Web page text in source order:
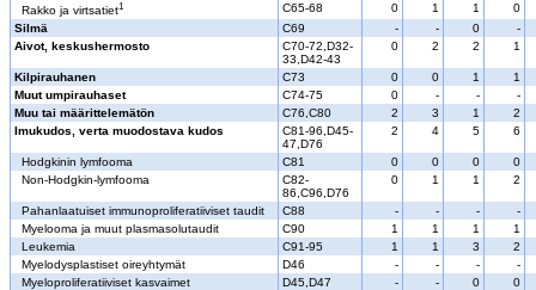
Rakko ja virtsatiet1 C65-68 0 1 1
0
Silmä
C69 - - 0
-
Aivot, keskushermosto
C70-72,D32-
33,D42-43
0 2 2 1
Kilpirauhanen C73 0 0 1
1
Muut umpirauhaset
C74-75 0 - -
-
Muu tai määrittelemätön
C76,C80 2 3 1
2
Imukudos, verta muodostava kudos
C81-96,D45-
47,D76
2 4 5 6
Hodgkinin lymfooma C81 0 0 0
0
Non-Hodgkin-lymfooma
C82-
86,C96,D76
0 1 1 2
Pahanlaatuiset immunoproliferatiiviset taudit C88 - - -
-
Myelooma ja muut plasmasolutaudit
C90 1 1 1
1
Leukemia
C91-95 1 1 3
2
Myelodysplastiset oireyhtymät
D46 - - -
-
Myeloproliferatiiviset kasvaimet
D45,D47 - - 0
0